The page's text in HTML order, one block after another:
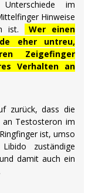
im
Hinweise
ist.
Wer einen
eher untreu,
Zeigefinger
Verhalten an
zurück, dass die
an Testosteron im
ist, umso
zuständige
damit auch ein